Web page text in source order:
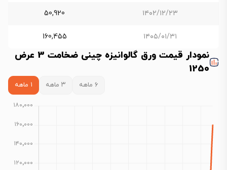
۱۴۰۲/۱۲/۲۳ 50,920
۱۴۰۵/۰۱/۳۱ 160,455
نمودار قیمت ورق گالوانیزه چینی ضخامت 3 عرض
1250
۶ ماهه ۳ ماهه ۱ ماهه